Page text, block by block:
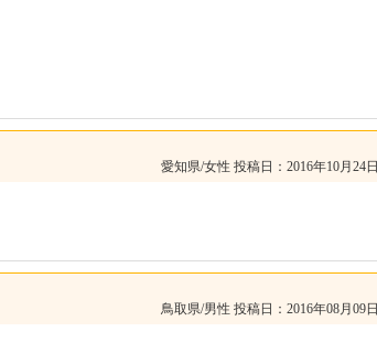
愛知県/女性 投稿日：2016年10月24日
鳥取県/男性 投稿日：2016年08月09日